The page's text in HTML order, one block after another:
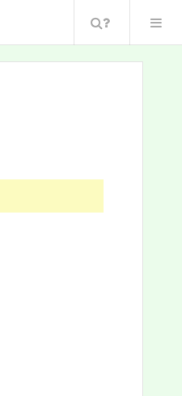
Поиск